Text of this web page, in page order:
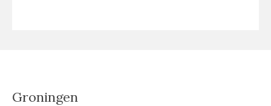
Groningen